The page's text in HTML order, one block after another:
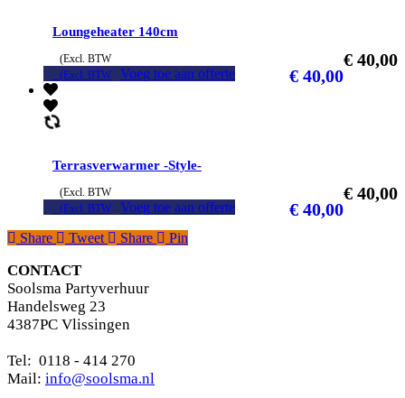
Loungeheater 140cm
€ 40,00
(Excl. BTW
€ 40,00
(Excl. BTW Voeg toe aan offerte
Terrasverwarmer -Style-
€ 40,00
(Excl. BTW
€ 40,00
(Excl. BTW
Voeg toe aan offerte
Share
Tweet Share Pin
CONTACT
Soolsma Partyverhuur
Handelsweg 23
4387PC Vlissingen
Tel: 0118 - 414 270
Mail: info@soolsma.nl